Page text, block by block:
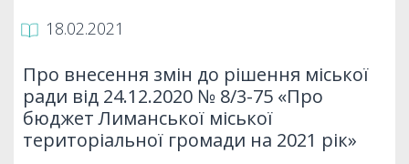
18.02.2021
Про внесення змін до рішення міської
ради від 24.12.2020 № 8/3-75 «Про
бюджет Лиманської міської
територіальної громади на 2021 рік»